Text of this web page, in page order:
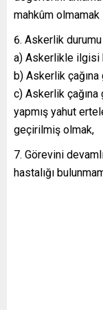
mahkûm olmamak
Askerlik
a) Askerlikle ilgisi
b) Askerlik
c) Askerlik
yapmış yahut
geçirilmiş olmak,
Görevini
hastalığı